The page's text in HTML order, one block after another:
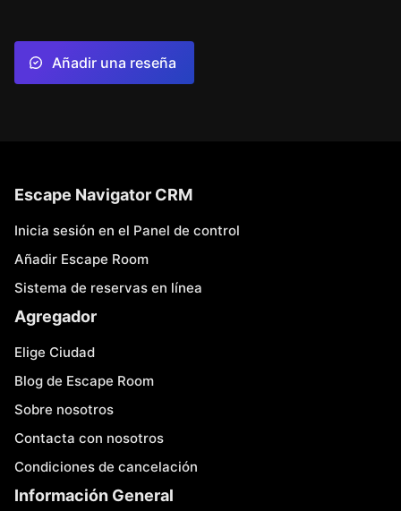
Añadir una reseña
Escape Navigator CRM
Inicia sesión en el Panel de control
Añadir Escape Room
Sistema de reservas en línea
Agregador
Elige Ciudad
Blog de Escape Room
Sobre nosotros
Contacta con nosotros
Condiciones de cancelación
Información General